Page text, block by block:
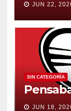
JUN 22,
SIN CATEGORÍA
JUN 18,